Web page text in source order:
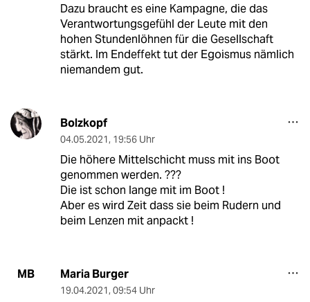
Dazu braucht es eine Kampagne, die das
Verantwortungsgefühl der Leute mit den
hohen Stundenlöhnen für die Gesellschaft
stärkt. Im Endeffekt tut der Egoismus nämlich
niemandem gut.
Bolzkopf
04.05.2021, 19:56 Uhr
Die höhere Mittelschicht muss mit ins Boot
genommen werden. ???
Die ist schon lange mit im Boot !
Aber es wird Zeit dass sie beim Rudern und
beim Lenzen mit anpackt !
MB Maria Burger
19.04.2021, 09:54 Uhr